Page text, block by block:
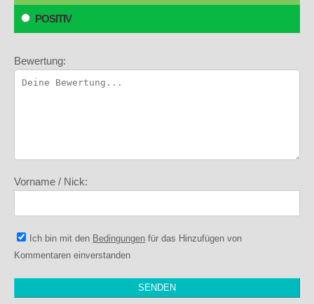
POSITIV
Bewertung:
Vorname / Nick:
Ich bin mit den Bedingungen für das Hinzufügen von
Kommentaren einverstanden